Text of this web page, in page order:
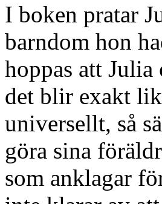
I boken pratar
barndom hon
hoppas att Julia
det blir exakt
universellt, så
göra sina
som anklagar